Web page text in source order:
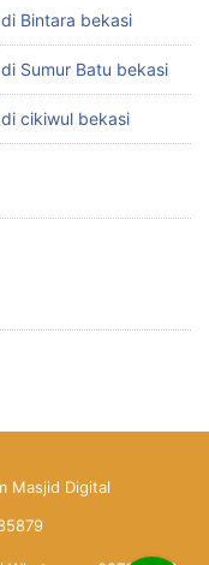
Bintara bekasi
Sumur Batu bekasi
cikiwul bekasi
Masjid Digital